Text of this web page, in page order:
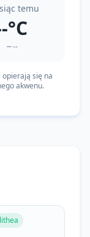
temu
°C
--
się na
akwenu.